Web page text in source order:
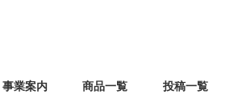
事業案内 商品一覧 投稿一覧